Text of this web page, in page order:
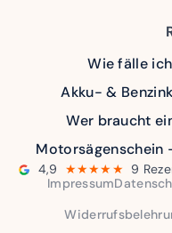
Wie fälle
Akku- &
Wer braucht
Motorsägenschein
4,9 ★★★★★ 9
Impressum